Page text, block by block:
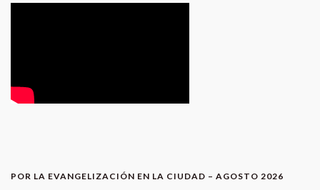
POR LA EVANGELIZACIÓN EN LA CIUDAD – AGOSTO 2026